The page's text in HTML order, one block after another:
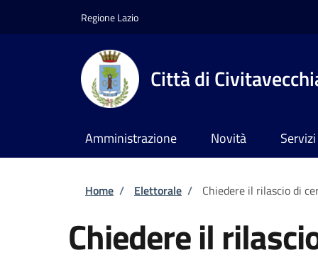
Regione Lazio
Città di
Amministrazione Novità Servizi
Briciole di pane
Home / Elettorale / Chiedere il rilascio di
Chiedere il